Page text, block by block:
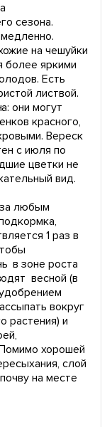
сезона.
на чешуйки
более яркими
Есть
листвой.
они могут
красного,
Вереск
с июля по
цветки не
вид.
любым
1 раз в
в зоне роста
весной (в
вокруг
растения) и
хорошей
слой
на месте